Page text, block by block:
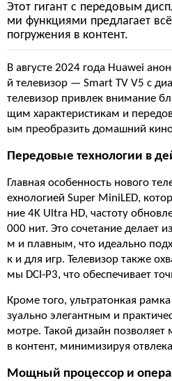
Этот гигант с передовым
ми функциями предлагает
погружения в контент.
В августе 2024 года Huawei
й телевизор — Smart TV V5 с
телевизор привлек внимание
щим характеристикам и
ым преобразить домашний
Передовые технологии в
Главная особенность нового
ехнологией Super MiniLED,
ние 4K Ultra HD, частоту
000 нит. Это сочетание делает
м и плавным, что идеально
к и для игр. Телевизор также
мы DCI-P3, что обеспечивает
Кроме того, ультратонкая
зуально элегантным и
мотре. Такой дизайн позволяет
в контент, минимизируя
Мощный процессор и